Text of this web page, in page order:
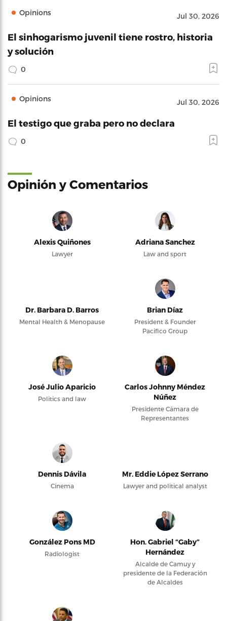
Opinions Jul 30, 2026
El sinhogarismo juvenil tiene rostro, historia
y solución
0
Opinions Jul 30, 2026
El testigo que graba pero no declara
0
Opinión y Comentarios
Alexis Quiñones
Lawyer
Adriana Sanchez
Law and sport
Dr. Barbara D. Barros
Mental Health & Menopause
Brian Díaz
President & Founder
Pacifico Group
José Julio Aparicio
Politics and law
Carlos Johnny Méndez
Núñez
Presidente Cámara de
Representantes
Dennis Dávila
Cinema
Mr. Eddie López Serrano
Lawyer and political analyst
González Pons MD
Radiologist
Hon. Gabriel “Gaby”
Hernández
Alcalde de Camuy y
presidente de la Federación
de Alcaldes